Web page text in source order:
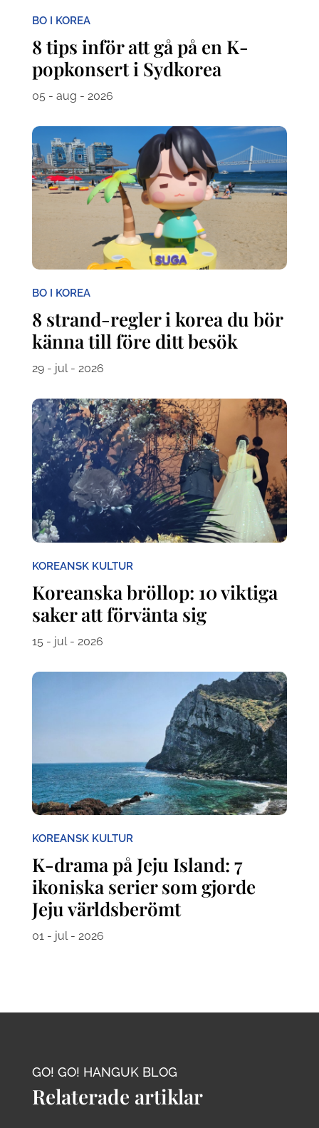
BO I KOREA
8 tips inför att gå på en K-
popkonsert i Sydkorea
05 - aug - 2026
BO I KOREA
8 strand-regler i korea du bör
känna till före ditt besök
29 - jul - 2026
KOREANSK KULTUR
Koreanska bröllop: 10 viktiga
saker att förvänta sig
15 - jul - 2026
KOREANSK KULTUR
K-drama på Jeju Island: 7
ikoniska serier som gjorde
Jeju världsberömt
01 - jul - 2026
GO! GO! HANGUK BLOG
Relaterade artiklar